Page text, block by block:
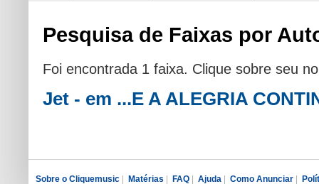
Pesquisa de Faixas por
Foi encontrada 1 faixa. Clique sobre seu
Jet - em ...E A ALEGRIA
Sobre o Cliquemusic | Matérias | FAQ | Ajuda | Como Anunciar |